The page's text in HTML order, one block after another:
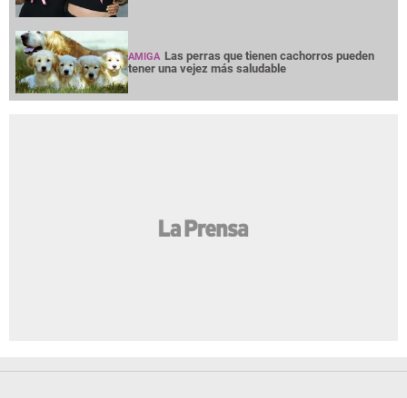
AMIGA Las perras que tienen cachorros pueden
tener una vejez más saludable